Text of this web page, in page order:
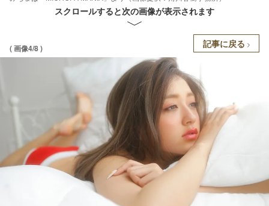
スクロールすると次の画像が表示されます
( 画像4/8 ) 記事に戻る